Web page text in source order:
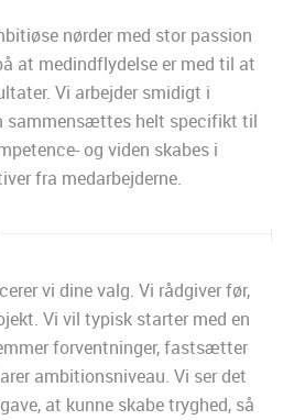
nørder med stor passion
at medindflydelse er med til at
Vi arbejder smidigt i
sammensættes helt specifikt til
og viden skabes i
fra medarbejderne.
vi dine valg. Vi rådgiver før,
Vi vil typisk starter med en
forventninger, fastsætter
ambitionsniveau. Vi ser det
at kunne skabe tryghed, så